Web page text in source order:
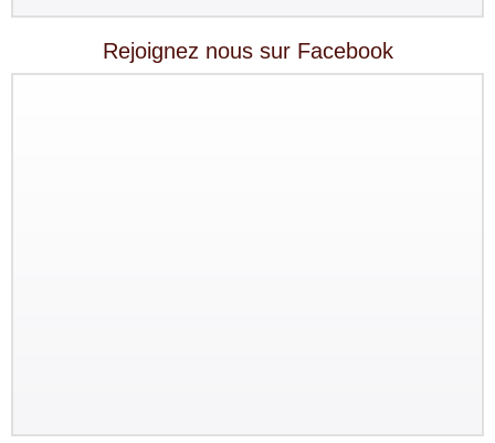
Rejoignez nous sur Facebook